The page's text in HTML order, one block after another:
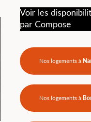
Voir les
par Compose
Nos logements à
Nos logements à